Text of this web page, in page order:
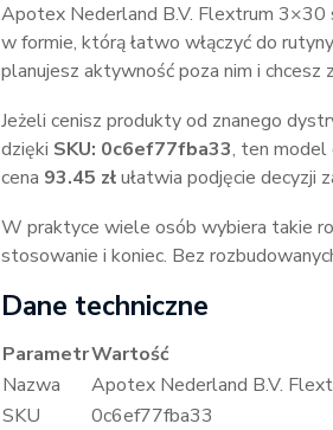
Apotex Nederland B.V. Flextrum 3×30
w formie, którą łatwo włączyć do
planujesz aktywność poza nim i chcesz
Jeżeli cenisz produkty od znanego
dzięki SKU: 0c6ef77fba33, ten model
cena 93.45 złułatwia podjęcie decyzji
W praktyce wiele osób wybiera takie
stosowanie i koniec. Bez
Dane techniczne
ParametrWartość
Nazwa
Apotex Nederland B.V.
SKU
0c6ef77fba33